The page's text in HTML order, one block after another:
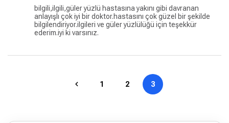
bizim gibi sizden memnun olan hastalarin emeginizin
karsiligini sizlere yorumlarimizla degerlendirmelerimizle
verebilmek
bilgili,ilgili,güler yüzlü hastasına yakını gibi davranan
anlayışlı çok iyi bir doktor.hastasını çok güzel bir şekilde
bilgilendiriyor.ilgileri ve güler yüzlülüğü için teşekkür
ederim.iyi ki varsınız.
1 2 3